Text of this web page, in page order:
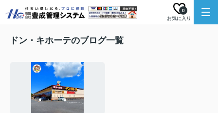
お気に入り
0
ドン・キホーテのブログ一覧